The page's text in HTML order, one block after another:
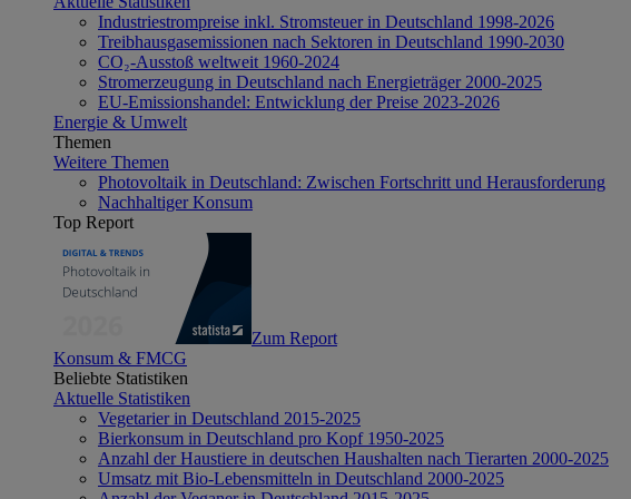
Industriestrompreise inkl. Stromsteuer in Deutschland 1998-2026
Treibhausgasemissionen nach Sektoren in Deutschland 1990-2030
CO₂-Ausstoß weltweit 1960-2024
Stromerzeugung in Deutschland nach Energieträger 2000-2025
EU-Emissionshandel: Entwicklung der Preise 2023-2026
Energie & Umwelt
Themen
Weitere Themen
Photovoltaik in Deutschland: Zwischen Fortschritt und Herausforderung
Nachhaltiger Konsum
Top Report
Zum Report
Konsum & FMCG
Beliebte Statistiken
Aktuelle Statistiken
Vegetarier in Deutschland 2015-2025
Bierkonsum in Deutschland pro Kopf 1950-2025
Anzahl der Haustiere in deutschen Haushalten nach Tierarten 2000-2025
Umsatz mit Bio-Lebensmitteln in Deutschland 2000-2025